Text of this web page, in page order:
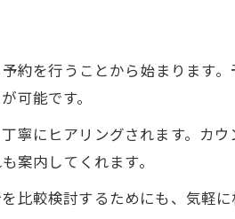
約を行うことから始まります
可能です。
寧にヒアリングされます。カ
案内してくれます。
比較検討するためにも、気軽